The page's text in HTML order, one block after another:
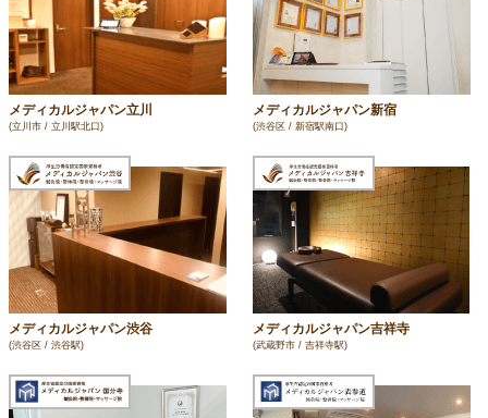
メディカルジャパン立川
(立川市 / 立川駅北口)
メディカルジャパン新宿
(渋谷区 / 新宿駅南口)
メディカルジャパン渋谷
(渋谷区 / 渋谷駅)
メディカルジャパン吉祥寺
(武蔵野市 / 吉祥寺駅)